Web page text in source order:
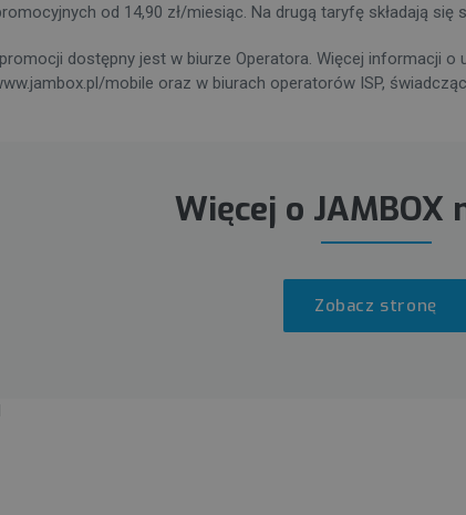
od 14,90 zł/miesiąc. Na drugą taryfę składają się
dostępny jest w biurze Operatora. Więcej informacji o
mobile oraz w biurach operatorów ISP,
Więcej o JAMBOX
Zobacz stronę